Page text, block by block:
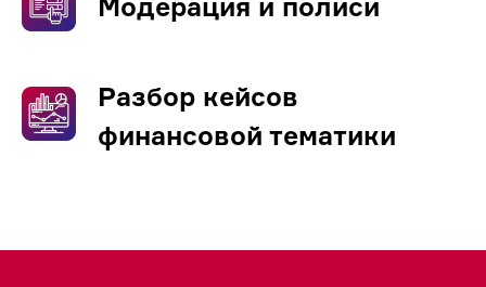
Модерация и полиси
Разбор кейсов
финансовой тематики